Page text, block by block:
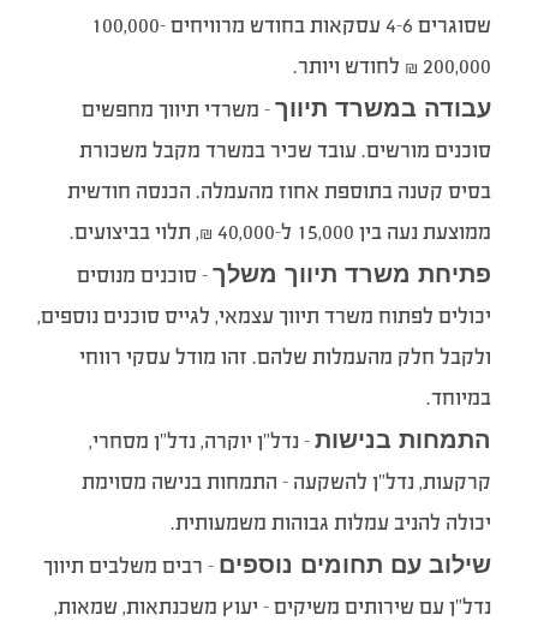
שסוגרים 4-6 עסקאות בחודש מרוויחים 100,000-
200,000 ₪ לחודש ויותר.
עבודה במשרד תיווך– משרדי תיווך מחפשים
סוכנים מורשים. עובד שכיר במשרד מקבל משכורת
בסיס קטנה בתוספת אחוז מהעמלה. הכנסה חודשית
ממוצעת נעה בין 15,000 ל-40,000 ₪, תלוי בביצועים.
פתיחת משרד תיווך משלך– סוכנים מנוסים
יכולים לפתוח משרד תיווך עצמאי, לגייס סוכנים נוספים,
ולקבל חלק מהעמלות שלהם. זהו מודל עסקי רווחי
במיוחד.
התמחות בנישות– נדל”ן יוקרה, נדל”ן מסחרי,
קרקעות, נדל”ן להשקעה – התמחות בנישה מסוימת
יכולה להניב עמלות גבוהות משמעותית.
שילוב עם תחומים נוספים – רבים משלבים תיווך
נדל”ן עם שירותים משיקים – יעוץ משכנתאות, שמאות,